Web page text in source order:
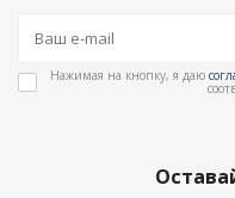
Нажимая на кнопку, я даю